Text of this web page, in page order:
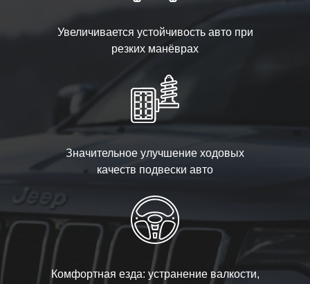
Увеличивается устойчивость авто при
резких манёврах
Значительное улучшение ходовых
качеств подвески авто
Комфортная езда: устранение валкости,